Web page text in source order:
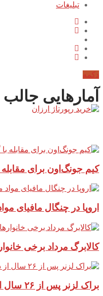
تبلیغات
دکمه
آمارهایی
کیم جونگ‌اون برای
اروپا در چنگال مافیای
کالابرگ مرداد برخی
براک لزنر پس از ۲۶ سال از دنیای کشتی کج خداحافظی کرد